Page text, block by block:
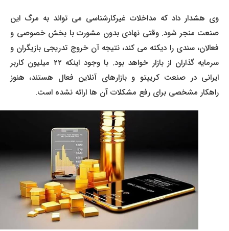
وی هشدار داد که مداخلات غیرکارشناسی می تواند به مرگ این
صنعت منجر شود. وقتی نهادی بدون مشورت با بخش خصوصی و
فعالان، سندی را دیکته می کند، نتیجه آن خروج تدریجی بازیگران و
سرمایه گذاران از بازار خواهد بود. با وجود اینکه ۲۲ میلیون کاربر
ایرانی در صنعت کریپتو و بازارهای آنلاین فعال هستند، هنوز
راهکار مشخصی برای رفع مشکلات آن ها ارائه نشده است.